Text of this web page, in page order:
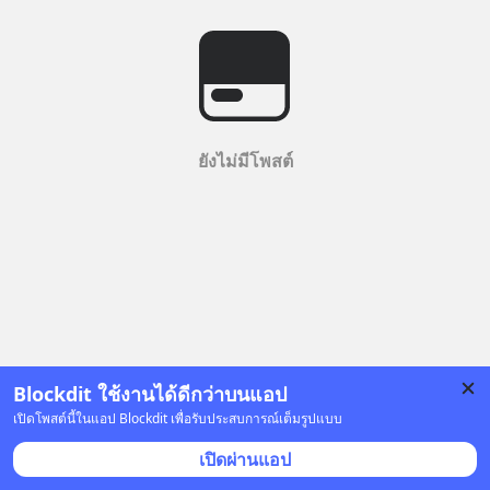
Blockdit ใช้งานได้ดีกว่าบนแอป
เปิดโพสต์นี้ในแอป Blockdit เพื่อรับประสบการณ์เต็มรูปแบบ
เปิดผ่านแอป
ยังไม่มีโพสต์